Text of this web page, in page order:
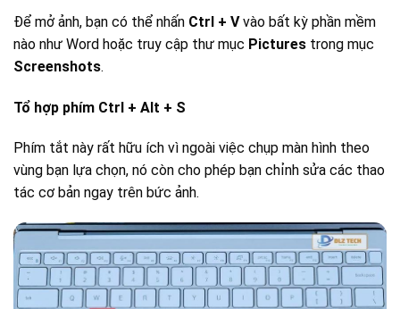
Để mở ảnh, bạn có thể nhấn Ctrl + Vvào bất kỳ phần mềm
nào như Word hoặc truy cập thư mục Pictures trong mục
Screenshots.
Tổ hợp phím Ctrl + Alt + S
Phím tắt này rất hữu ích vì ngoài việc chụp màn hình theo
vùng bạn lựa chọn, nó còn cho phép bạn chỉnh sửa các thao
tác cơ bản ngay trên bức ảnh.